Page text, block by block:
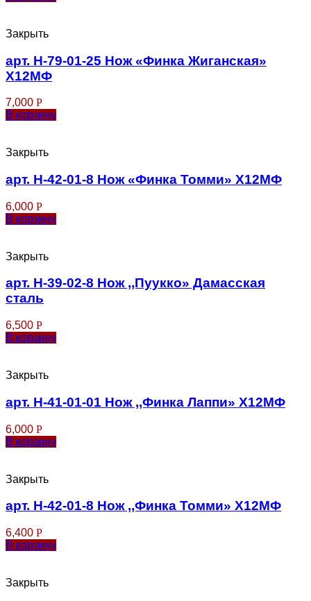
Закрыть
арт. Н-79-01-25 Нож «Финка Жиганская»
Х12МФ
7,000 Р
В корзину
Закрыть
арт. Н-42-01-8 Нож «Финка Томми» Х12МФ
6,000 Р
В корзину
Закрыть
арт. Н-39-02-8 Нож ,,Пуукко» Дамасская
сталь
6,500 Р
В корзину
Закрыть
арт. Н-41-01-01 Нож ,,Финка Лаппи» Х12МФ
6,000 Р
В корзину
Закрыть
арт. Н-42-01-8 Нож ,,Финка Томми» Х12МФ
6,400 Р
В корзину
Закрыть